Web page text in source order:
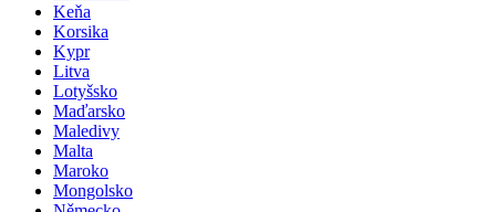
Keňa
Korsika
Kypr
Litva
Lotyšsko
Maďarsko
Maledivy
Malta
Maroko
Mongolsko